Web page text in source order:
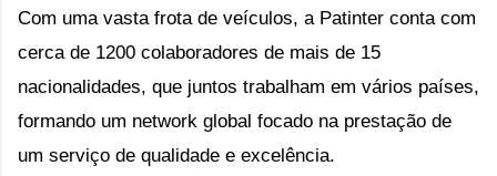
Com uma vasta frota de veículos, a Patinter conta com
cerca de 1200 colaboradores de mais de 15
nacionalidades, que juntos trabalham em vários países,
formando um network global focado na prestação de
um serviço de qualidade e excelência.